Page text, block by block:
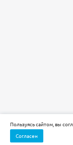
Пользуясь сайтом, вы
Согласен